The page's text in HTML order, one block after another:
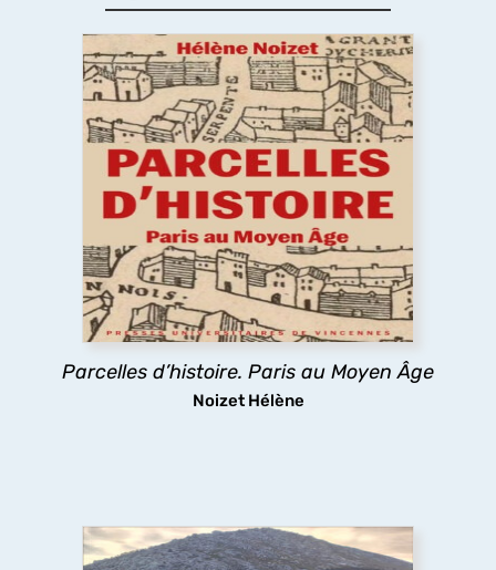
Parcelles d’histoire. Paris au Moyen Âge
Noizet Hélène
Parcelles d’histoire. Paris au Moyen
Âge
Comment le Moyen Âge a dessiné la forme de la
ville de Paris ? Les églises, la trame des rues, les
lotissements, la poésie urbaine montrent
comment les pratiques des habitants médiévaux
ont durablement structuré l’espace urbain
parisien.
découvrir